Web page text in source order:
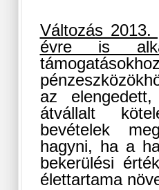
Változás
évre is
az
átvállalt
bevételek
hagyni, ha a
bekerülési
élettartama